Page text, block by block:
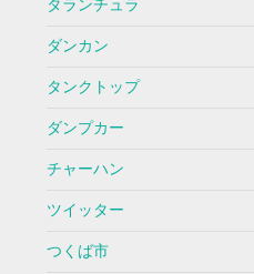
タランチュラ
ダンカン
タンクトップ
ダンプカー
チャーハン
ツイッター
つくば市